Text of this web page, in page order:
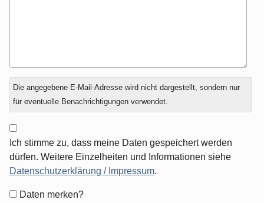
Antwort
zu
Die angegebene E-Mail-Adresse wird nicht dargestellt, sondern nur
für eventuelle Benachrichtigungen verwendet.
Ich stimme zu, dass meine Daten gespeichert werden
dürfen. Weitere Einzelheiten und Informationen siehe
Datenschutzerklärung / Impressum.
Formular-
Daten merken?